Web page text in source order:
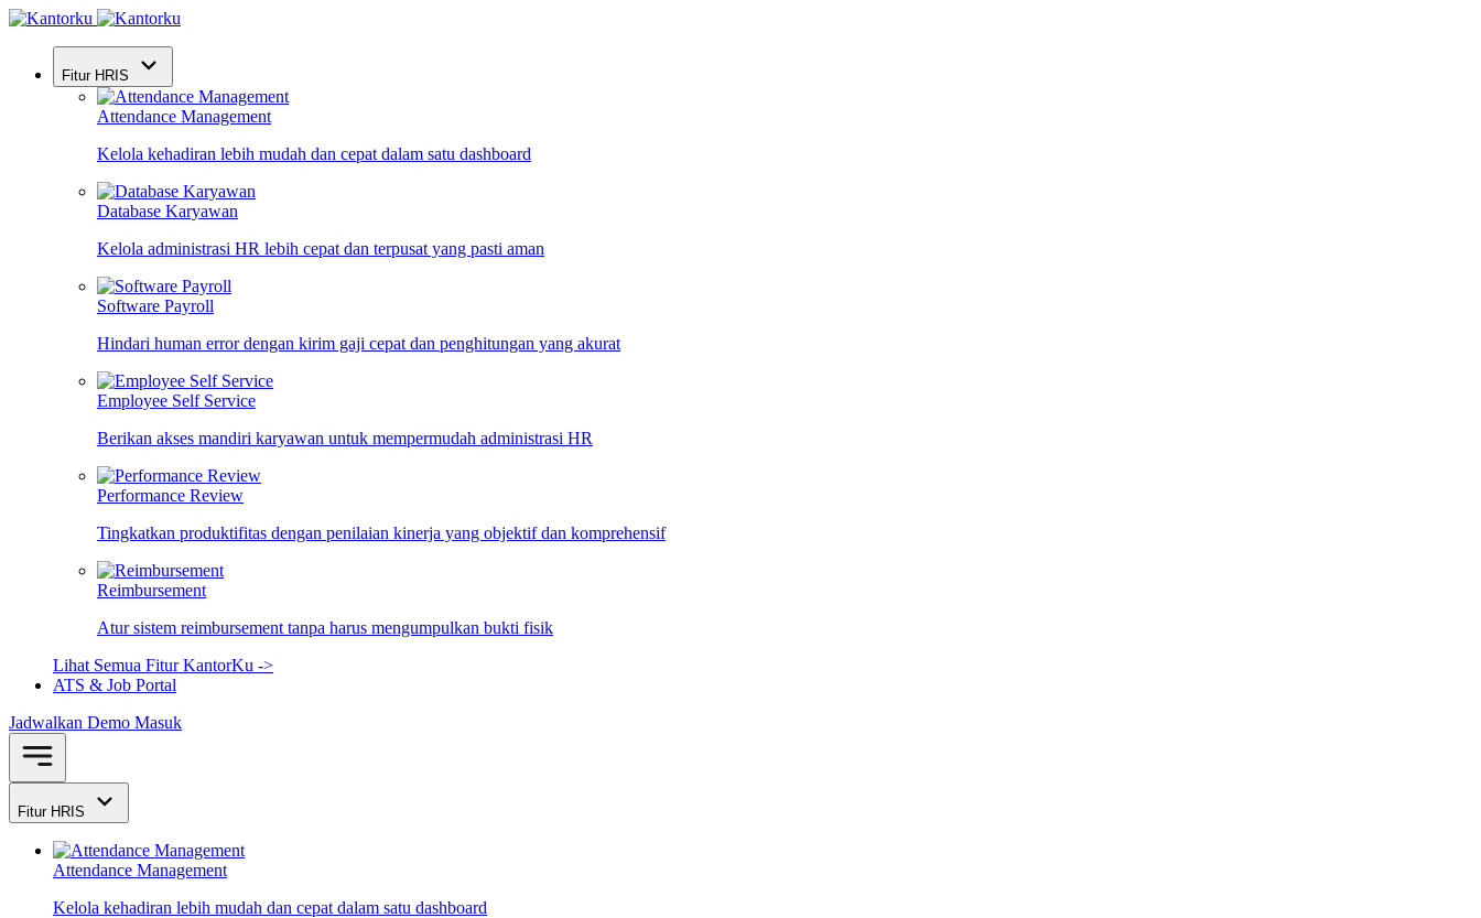
Fitur HRIS
Attendance Management
Kelola kehadiran lebih mudah dan cepat dalam satu dashboard
Database Karyawan
Kelola administrasi HR lebih cepat dan terpusat yang pasti aman
Software Payroll
Hindari human error dengan kirim gaji cepat dan penghitungan yang akurat
Employee Self Service
Berikan akses mandiri karyawan untuk mempermudah administrasi HR
Performance Review
Tingkatkan produktifitas dengan penilaian kinerja yang objektif dan komprehensif
Reimbursement
Atur sistem reimbursement tanpa harus mengumpulkan bukti fisik
Lihat Semua Fitur KantorKu ->
ATS & Job Portal
Jadwalkan Demo Masuk
Fitur HRIS
Attendance Management
Kelola kehadiran lebih mudah dan cepat dalam satu dashboard